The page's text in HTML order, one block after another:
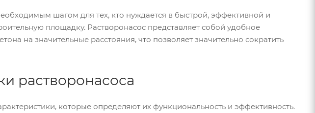
шагом для тех, кто нуждается в быстрой, эффективной и
площадку. Растворонасос представляет собой удобное
на значительные расстояния, что позволяет значительно сократить
растворонасоса
которые определяют их функциональность и эффективность.